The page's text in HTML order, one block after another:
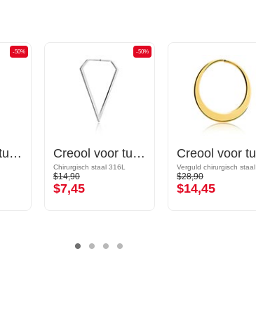
-50%
Creool voor tunnels (acryl, verschillende kleuren)
-50%
Creool voor tunnels (chirurgisch staal, zilver, glanzende afwerking)
Chirurgisch staal 316L
$14,90
$7,45
$28,90
$14,45